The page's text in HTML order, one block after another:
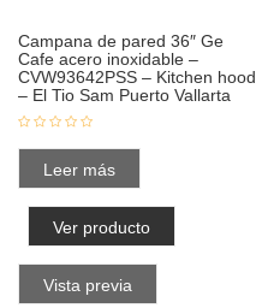
Campana de pared 36″ Ge
Cafe acero inoxidable –
CVW93642PSS – Kitchen hood
– El Tio Sam Puerto Vallarta
Leer más
Ver producto
Vista previa